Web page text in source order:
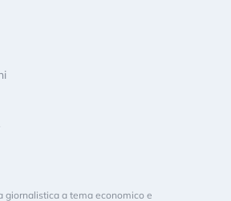
giornalistica a tema economico e